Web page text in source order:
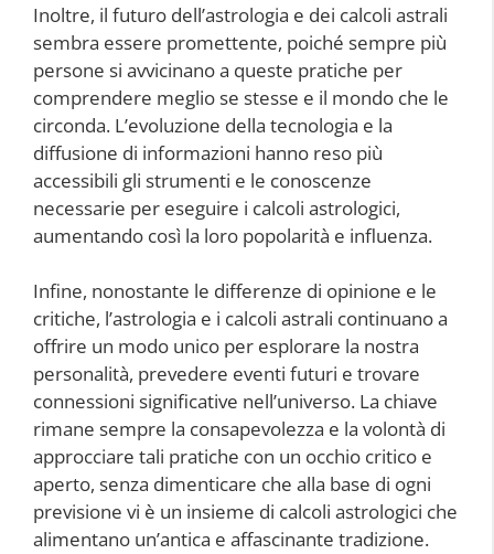
Inoltre, il futuro dell’astrologia e dei calcoli astrali
sembra essere promettente, poiché sempre più
persone si avvicinano a queste pratiche per
comprendere meglio se stesse e il mondo che le
circonda. L’evoluzione della tecnologia e la
diffusione di informazioni hanno reso più
accessibili gli strumenti e le conoscenze
necessarie per eseguire i calcoli astrologici,
aumentando così la loro popolarità e influenza.
Infine, nonostante le differenze di opinione e le
critiche, l’astrologia e i calcoli astrali continuano a
offrire un modo unico per esplorare la nostra
personalità, prevedere eventi futuri e trovare
connessioni significative nell’universo. La chiave
rimane sempre la consapevolezza e la volontà di
approcciare tali pratiche con un occhio critico e
aperto, senza dimenticare che alla base di ogni
previsione vi è un insieme di calcoli astrologici che
alimentano un’antica e affascinante tradizione.